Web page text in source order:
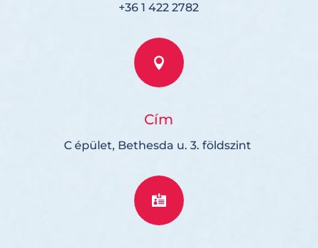
+36 1 422 2782

Cím
C épület, Bethesda u. 3. földszint
